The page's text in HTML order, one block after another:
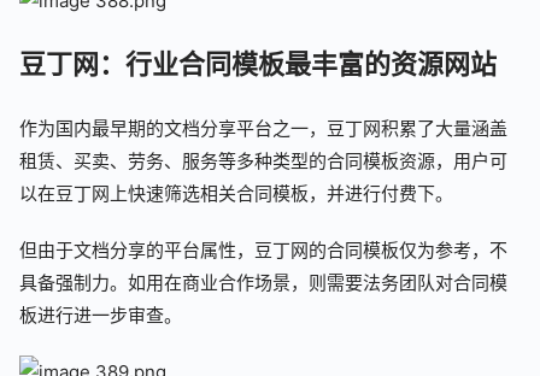
豆丁网：行业合同模板最丰富的资源网站
作为国内最早期的文档分享平台之一，豆丁网积累了大量涵盖
租赁、买卖、劳务、服务等多种类型的合同模板资源，用户可
以在豆丁网上快速筛选相关合同模板，并进行付费下。
但由于文档分享的平台属性，豆丁网的合同模板仅为参考，不
具备强制力。如用在商业合作场景，则需要法务团队对合同模
板进行进一步审查。